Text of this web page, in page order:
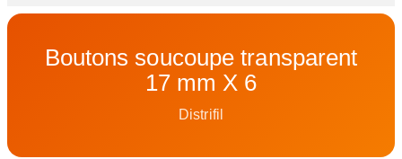
Boutons soucoupe transparent
17 mm X 6
Distrifil